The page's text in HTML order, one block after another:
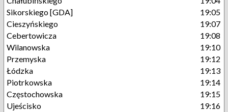
Sikorskiego [GDA]
19:05
Cieszyńskiego
19:07
Cebertowicza
19:08
Wilanowska
19:10
Przemyska
19:12
Łódzka
19:13
Piotrkowska
19:14
Częstochowska
19:15
Ujeścisko
19:16